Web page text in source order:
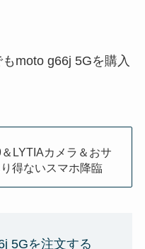
moto g66j 5Gを購入
LYTIAカメラ＆おサ
得ないスマホ降臨
5Gを注文する